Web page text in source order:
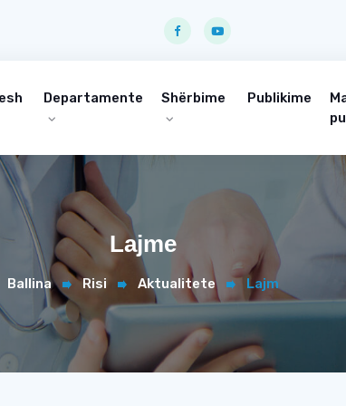
Departamente Shërbime Publikime
Lajme
Ballina Risi Aktualitete Lajm